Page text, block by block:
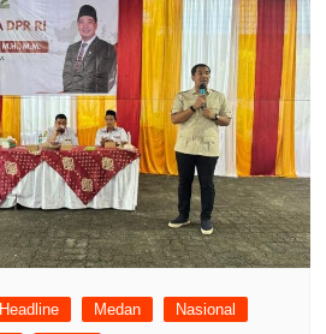
Headline Medan
Nasional